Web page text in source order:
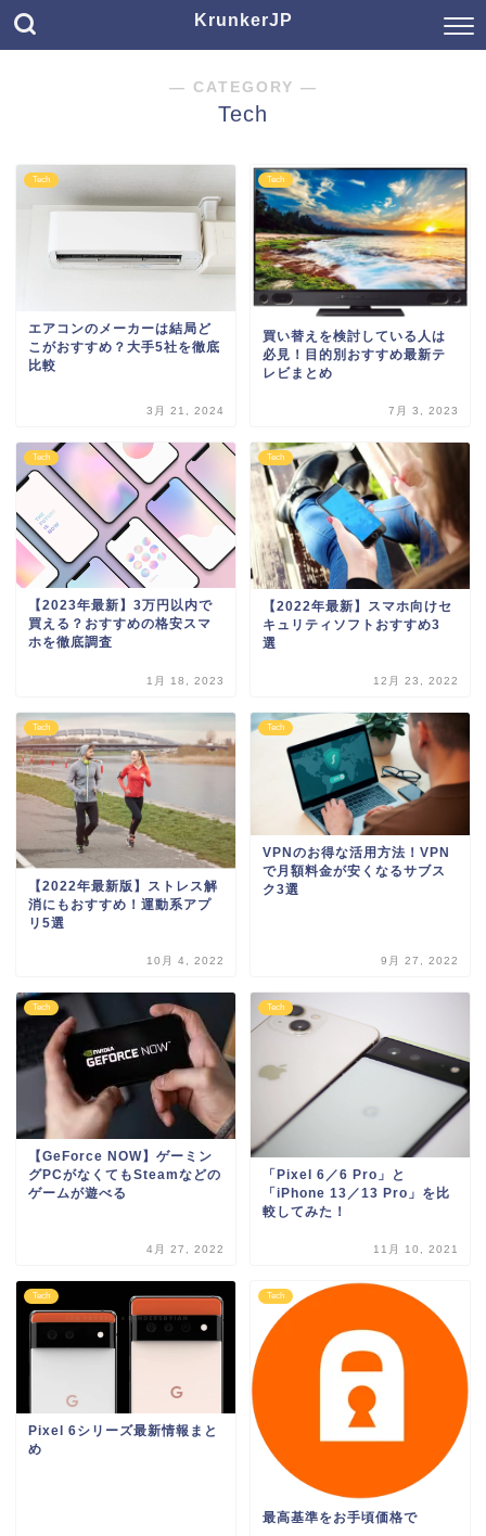
KrunkerJP
― CATEGORY ―
Tech
Tech
エアコンのメーカーは結局ど
こがおすすめ？大手5社を徹底
比較
3月 21, 2024
Tech
買い替えを検討している人は
必見！目的別おすすめ最新テ
レビまとめ
7月 3, 2023
Tech
【2023年最新】3万円以内で
買える？おすすめの格安スマ
ホを徹底調査
1月 18, 2023
Tech
【2022年最新】スマホ向けセ
キュリティソフトおすすめ3
選
12月 23, 2022
Tech
【2022年最新版】ストレス解
消にもおすすめ！運動系アプ
リ5選
10月 4, 2022
Tech
VPNのお得な活用方法！VPN
で月額料金が安くなるサブス
ク3選
9月 27, 2022
Tech
【GeForce NOW】ゲーミン
グPCがなくてもSteamなどの
ゲームが遊べる
4月 27, 2022
Tech
「Pixel 6／6 Pro」と
「iPhone 13／13 Pro」を比
較してみた！
11月 10, 2021
Tech
Pixel 6シリーズ最新情報まと
め
Tech
最高基準をお手頃価格で